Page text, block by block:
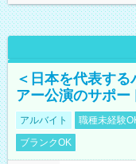
＜日本を代表す
アー公演のサポ
アルバイト 職種未経験
ブランクOK